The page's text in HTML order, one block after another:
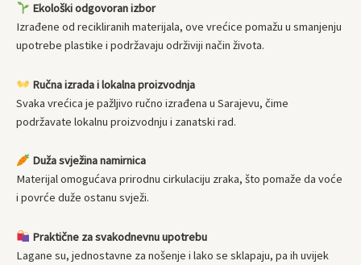
Ekološki odgovoran izbor
Izrađene od recikliranih materijala, ove vrećice pomažu u smanjenju
upotrebe plastike i podržavaju održiviji način života.
Ručna izrada i lokalna proizvodnja
Svaka vrećica je pažljivo ručno izrađena u Sarajevu, čime
podržavate lokalnu proizvodnju i zanatski rad.
Duža svježina namirnica
Materijal omogućava prirodnu cirkulaciju zraka, što pomaže da voće
i povrće duže ostanu svježi.
Praktične za svakodnevnu upotrebu
Lagane su, jednostavne za nošenje i lako se sklapaju, pa ih uvijek